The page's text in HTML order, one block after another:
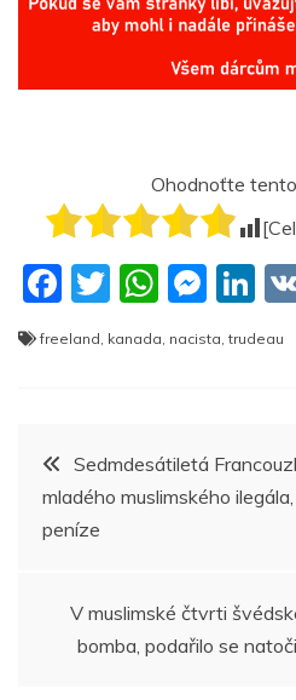
Ohodnoťte
F
a
o
o
T
W
at
p
p
M
e
ss
g
er
Li
n
freeland, kanada, nacista,trudeau
Navigace
pro
Sedmdesátiletá
mladého muslimského
peníze
V muslimské čtvrti
bomba, podařilo se